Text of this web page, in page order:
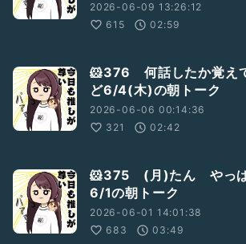
2026-06-09 13:26:12
615
02:59
🐹376 何話したか覚え
ど6/4(木)の朝トーク
2026-06-06 00:14:36
321
02:42
🐹375 (月)たん やっ
6/1の朝トーク
2026-06-01 14:01:38
683
03:49